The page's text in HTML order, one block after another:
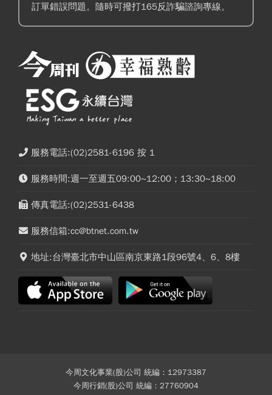
訂單錯誤問題。隨時可撥打165反詐騙諮詢專線。
服務電話:(02)2581-6196 按 1
服務時間:週一至週五09:00~12:00；13:30~18:00
傳真電話:(02)2531-6438
服務信箱:cc@btnet.com.tw
地址:台灣臺北市中山區南京東路1段96號4、6、8樓
今周文化事業(股)公司 統編：12973387
今周行銷(股)公司 統編：27760904